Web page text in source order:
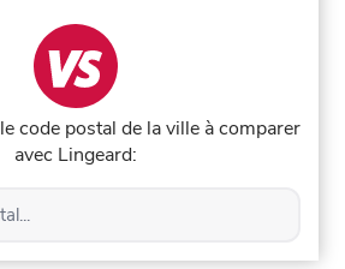
code postal de la ville à comparer
avec Lingeard: